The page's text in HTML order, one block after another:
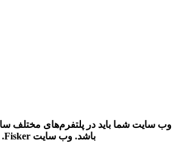
وب سایت شما باید در پلتفرم‌های مختلف
باشد. وب سایت Fisker
.